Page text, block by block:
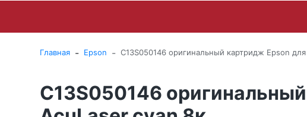
Главная - Epson - C13S050146 оригинальный картридж Epson
C13S050146